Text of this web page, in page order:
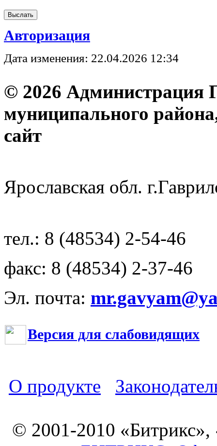
Авторизация
Дата изменения: 22.04.2026 12:34
© 2026 Администрация
муниципального
Ярославская обл.
тел.: 8 (48534) 2-54-46
факс: 8 (48534) 2-37-46
Эл. почта:
Версия для слабовидящих
О продукте
© 2001-2010 «Битрикс»,